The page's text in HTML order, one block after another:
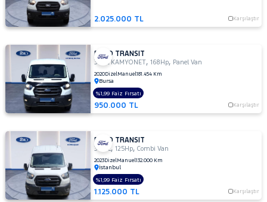
350
DURATORQ
ÇİFT KABİN
350
LF
350
M
M
ÇİFT
KABİN
350 M
KAMYONET
350
2.025.000 TL Karşılaştır
FORD TRANSIT
350L KAMYONET,168Hp, Panel Van
2020DizelManuel181.454 Km
Bursa
950.000 TL Karşılaştır
%1,99 Faiz Fırsatı
FORD TRANSIT
350 L,125Hp,Combi Van
2023DizelManuel132.000 Km
İstanbul
1.125.000 TL Karşılaştır
%1,99 Faiz Fırsatı